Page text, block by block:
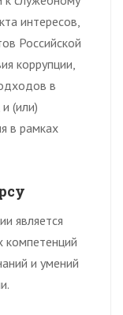
интересов,
Российской
коррупции,
в
(или)
в рамках
является
компетенций
и умений